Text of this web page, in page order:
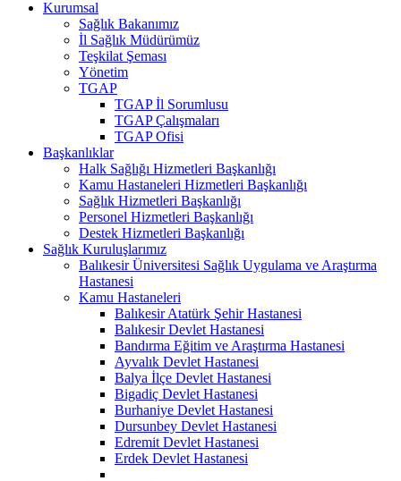
Kurumsal
Sağlık Bakanımız
İl Sağlık Müdürümüz
Teşkilat Şeması
Yönetim
TGAP
TGAP İl Sorumlusu
TGAP Çalışmaları
TGAP Ofisi
Başkanlıklar
Halk Sağlığı Hizmetleri Başkanlığı
Kamu Hastaneleri Hizmetleri Başkanlığı
Sağlık Hizmetleri Başkanlığı
Personel Hizmetleri Başkanlığı
Destek Hizmetleri Başkanlığı
Sağlık Kuruluşlarımız
Balıkesir Üniversitesi Sağlık Uygulama ve Araştırma
Hastanesi
Kamu Hastaneleri
Balıkesir Atatürk Şehir Hastanesi
Balıkesir Devlet Hastanesi
Bandırma Eğitim ve Araştırma Hastanesi
Ayvalık Devlet Hastanesi
Balya İlçe Devlet Hastanesi
Bigadiç Devlet Hastanesi
Burhaniye Devlet Hastanesi
Dursunbey Devlet Hastanesi
Edremit Devlet Hastanesi
Erdek Devlet Hastanesi